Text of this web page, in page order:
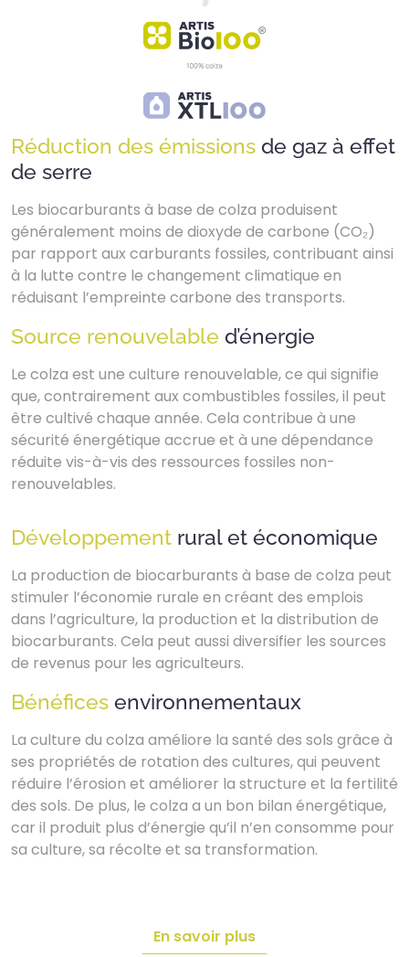
Réduction des émissions de gaz à effet
de serre
Les biocarburants à base de colza produisent
généralement moins de dioxyde de carbone (CO₂)
par rapport aux carburants fossiles, contribuant ainsi
à la lutte contre le changement climatique en
réduisant l’empreinte carbone des transports.
Source renouvelable d’énergie
Le colza est une culture renouvelable, ce qui signifie
que, contrairement aux combustibles fossiles, il peut
être cultivé chaque année. Cela contribue à une
sécurité énergétique accrue et à une dépendance
réduite vis-à-vis des ressources fossiles non-
renouvelables.
Développement rural et économique
La production de biocarburants à base de colza peut
stimuler l’économie rurale en créant des emplois
dans l’agriculture, la production et la distribution de
biocarburants. Cela peut aussi diversifier les sources
de revenus pour les agriculteurs.
Bénéfices environnementaux
La culture du colza améliore la santé des sols grâce à
ses propriétés de rotation des cultures, qui peuvent
réduire l’érosion et améliorer la structure et la fertilité
des sols. De plus, le colza a un bon bilan énergétique,
car il produit plus d’énergie qu’il n’en consomme pour
sa culture, sa récolte et sa transformation.
En savoir plus